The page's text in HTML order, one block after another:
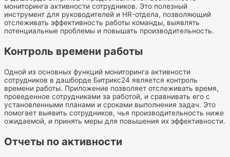
мониторинга активности сотрудников. Это полезный
инструмент для руководителей и HR-отдела, позволяющий
отслеживать эффективность работы команды, выявлять
потенциальные проблемы и повышать производительность.
Контроль времени работы
Одной из основных функций мониторинга активности
сотрудников в дашборде Битрикс24 является контроль
времени работы. Приложение позволяет отслеживать время,
проведенное сотрудниками за работой, и сравнивать его с
установленными планами и сроками выполнения задач. Это
помогает выявить сотрудников, чья производительность ниже
ожидаемой, и принять меры для повышения их эффективности.
Отчеты по активности